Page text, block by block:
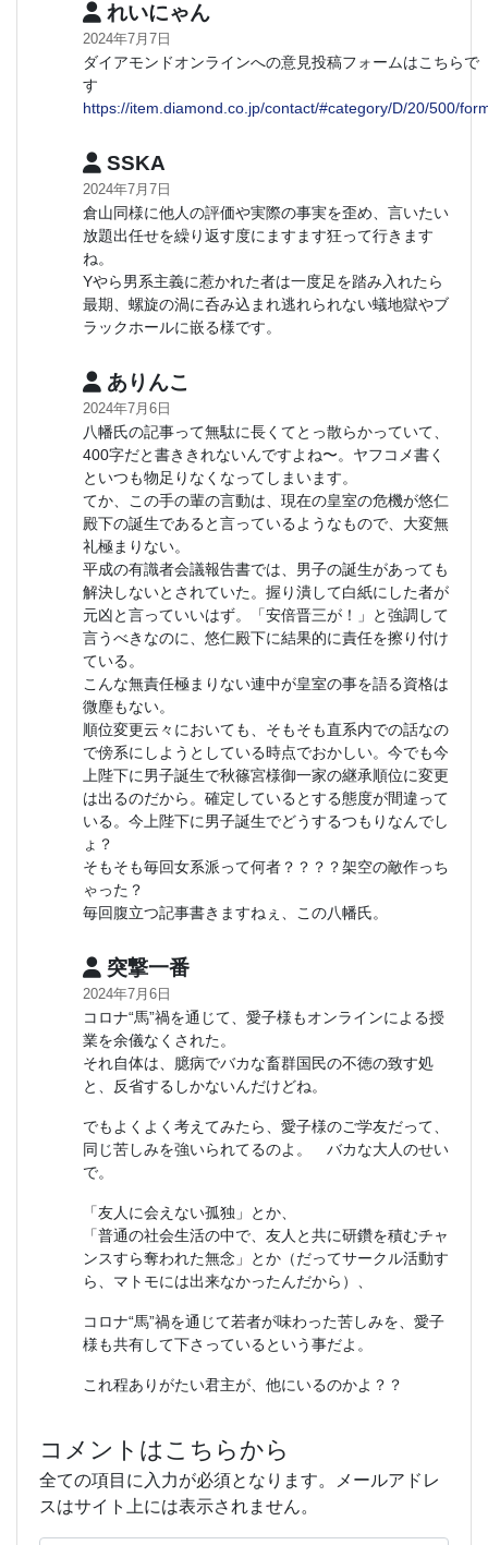
れいにゃん
2024年7月7日
ダイアモンドオンラインへの意見投稿フォームはこちらで
す
https://item.diamond.co.jp/contact/#category/D/20/500/
SSKA
2024年7月7日
倉山同様に他人の評価や実際の事実を歪め、言いたい
放題出任せを繰り返す度にますます狂って行きます
ね。
Yやら男系主義に惹かれた者は一度足を踏み入れたら
最期、螺旋の渦に呑み込まれ逃れられない蟻地獄やブ
ラックホールに嵌る様です。
ありんこ
2024年7月6日
八幡氏の記事って無駄に長くてとっ散らかっていて、
400字だと書ききれないんですよね〜。ヤフコメ書く
といつも物足りなくなってしまいます。
てか、この手の輩の言動は、現在の皇室の危機が悠仁
殿下の誕生であると言っているようなもので、大変無
礼極まりない。
平成の有識者会議報告書では、男子の誕生があっても
解決しないとされていた。握り潰して白紙にした者が
元凶と言っていいはず。「安倍晋三が！」と強調して
言うべきなのに、悠仁殿下に結果的に責任を擦り付け
ている。
こんな無責任極まりない連中が皇室の事を語る資格は
微塵もない。
順位変更云々においても、そもそも直系内での話なの
で傍系にしようとしている時点でおかしい。今でも今
上陛下に男子誕生で秋篠宮様御一家の継承順位に変更
は出るのだから。確定しているとする態度が間違って
いる。今上陛下に男子誕生でどうするつもりなんでし
ょ？
そもそも毎回女系派って何者？？？？架空の敵作っち
ゃった？
毎回腹立つ記事書きますねぇ、この八幡氏。
突撃一番
2024年7月6日
コロナ“馬”禍を通じて、愛子様もオンラインによる授
業を余儀なくされた。
それ自体は、臆病でバカな畜群国民の不徳の致す処
と、反省するしかないんだけどね。
でもよくよく考えてみたら、愛子様のご学友だって、
同じ苦しみを強いられてるのよ。 バカな大人のせい
で。
「友人に会えない孤独」とか、
「普通の社会生活の中で、友人と共に研鑽を積むチャ
ンスすら奪われた無念」とか（だってサークル活動す
ら、マトモには出来なかったんだから）、
コロナ“馬”禍を通じて若者が味わった苦しみを、愛子
様も共有して下さっているという事だよ。
これ程ありがたい君主が、他にいるのかよ？？
コメントはこちらから
全ての項目に入力が必須となります。メールアドレ
スはサイト上には表示されません。